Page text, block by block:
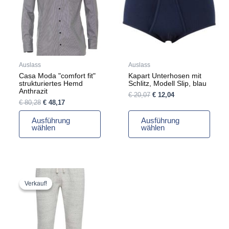
Auslass
Casa Moda "comfort fit"
strukturiertes Hemd
Anthrazit
€80,28 €48,17
Ausführung
wählen
Varianten
auf.
Optionen
können
der
Produktseite
gewählt
werden
Auslass
Kapart Unterhosen mit
Schlitz, Modell Slip, blau
€20,07 €12,04
Ausführung
wählen
Die
Optionen
der
Produktseite
gewählt
werden
Verkauf!
Verkauf!
Ursprünglicher
Preis
war:
€ 40,14
Aktueller
€ 24,08.
Dieses
Produkt
weist